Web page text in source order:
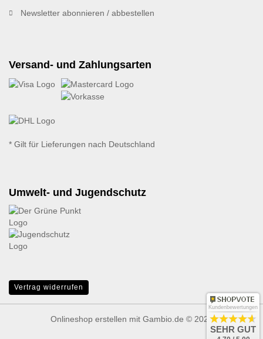
Newsletter abonnieren / abbestellen
Versand- und Zahlungsarten
* Gilt für Lieferungen nach Deutschland
Umwelt- und Jugendschutz
Vertrag widerrufen
Onlineshop erstellen mit Gambio.de © 2026
Kundenbewertungen
SEHR GUT